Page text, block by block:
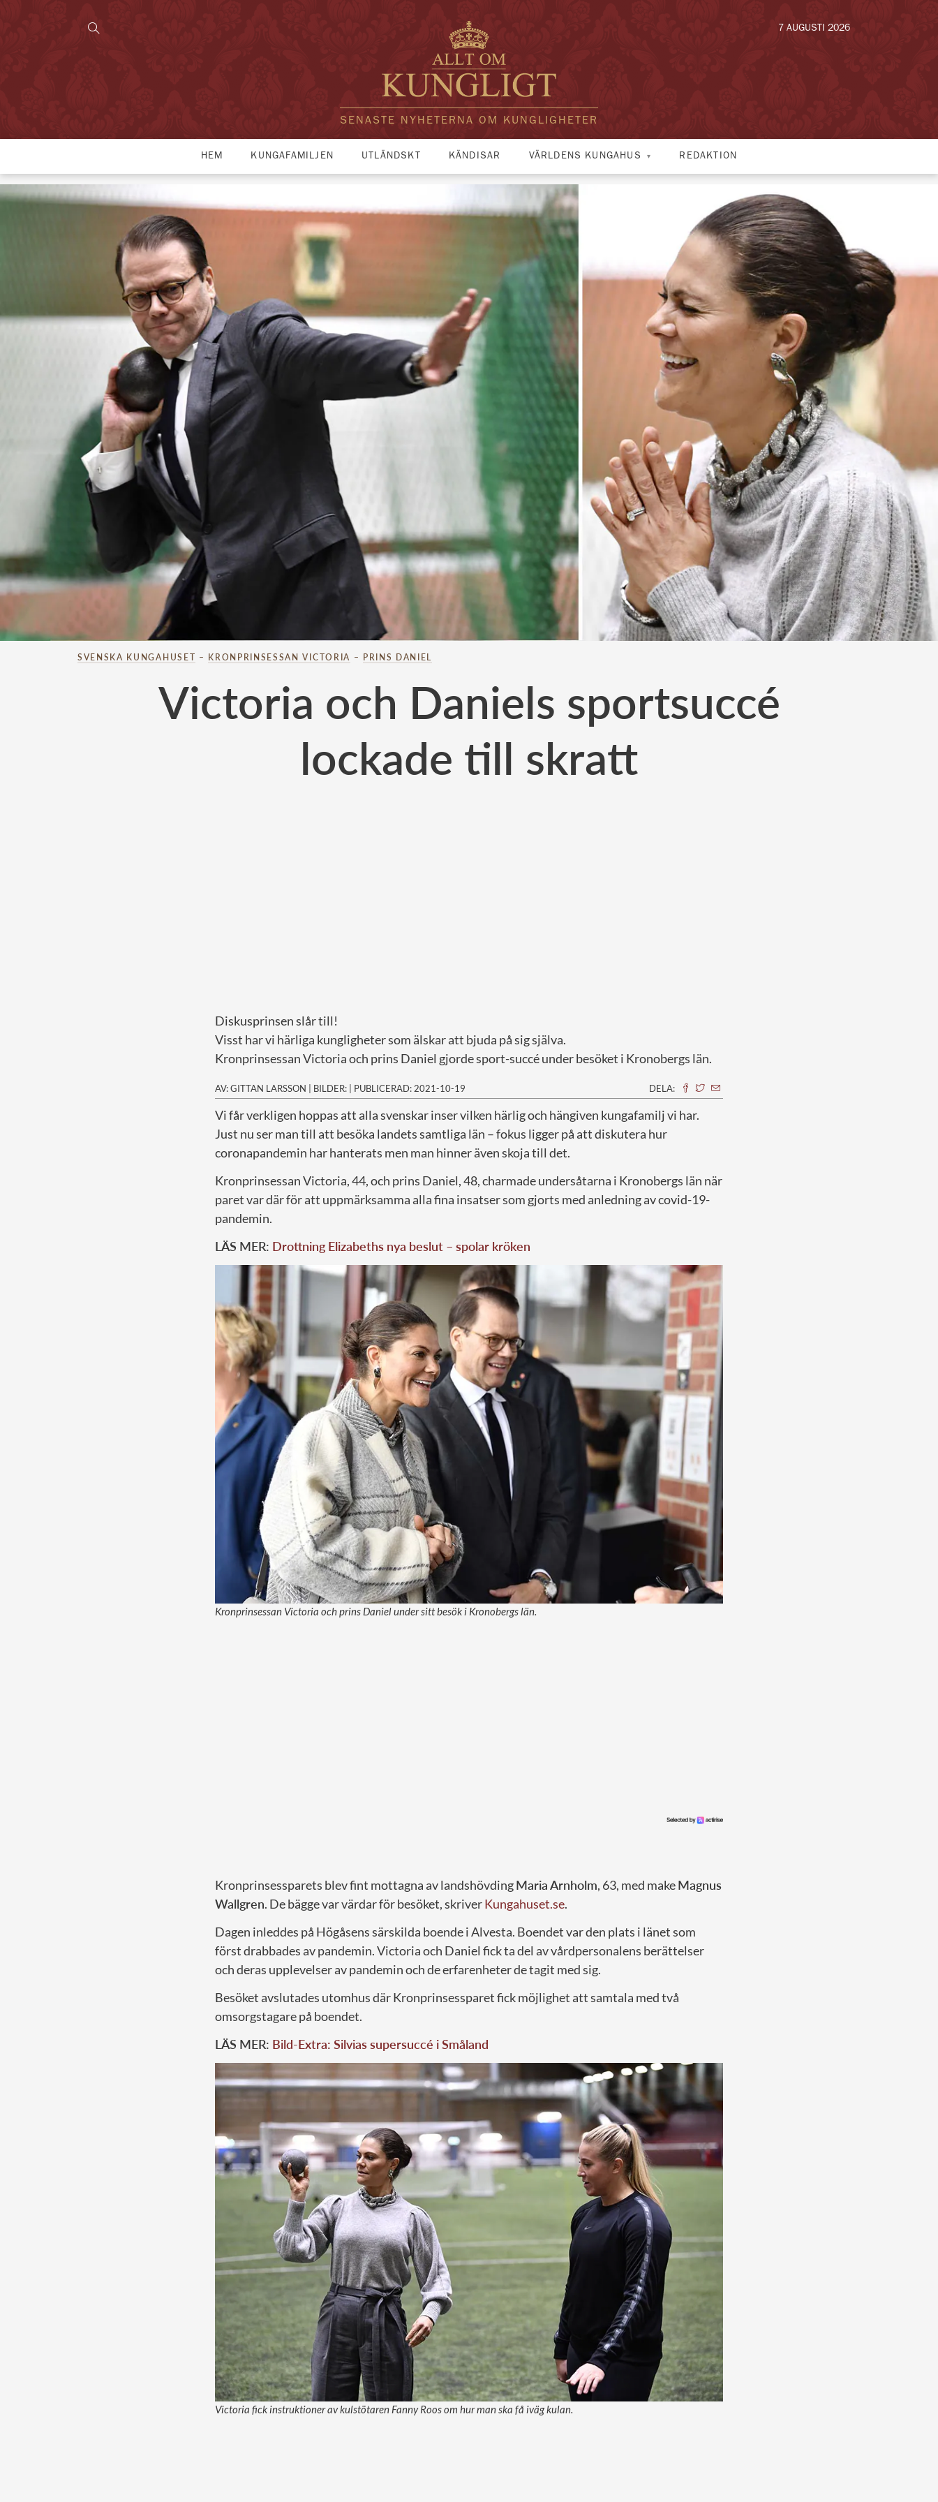
SENASTE NYHETERNA OM KUNGLIGHETER
7 AUGUSTI 2026
HEM KUNGAFAMILJEN UTLÄNDSKT KÄNDISAR VÄRLDENS KUNGAHUS REDAKTION
SVENSKA KUNGAHUSET – KRONPRINSESSAN VICTORIA – PRINS DANIEL
Victoria och Daniels sportsuccé
lockade till skratt
Diskusprinsen slår till!
Visst har vi härliga kungligheter som älskar att bjuda på sig själva.
Kronprinsessan Victoria och prins Daniel gjorde sport-succé under besöket i Kronobergs län.
AV: GITTAN LARSSON | BILDER: | PUBLICERAD: 2021-10-19 DELA:
Vi får verkligen hoppas att alla svenskar inser vilken härlig och hängiven kungafamilj vi har.
Just nu ser man till att besöka landets samtliga län – fokus ligger på att diskutera hur
coronapandemin har hanterats men man hinner även skoja till det.
Kronprinsessan Victoria, 44, och prins Daniel, 48, charmade undersåtarna i Kronobergs län när
paret var där för att uppmärksamma alla fina insatser som gjorts med anledning av covid-19-
pandemin.
LÄS MER: Drottning Elizabeths nya beslut – spolar kröken
Kronprinsessan Victoria och prins Daniel under sitt besök i Kronobergs län.
Kronprinsessparets blev fint mottagna av landshövdingMaria Arnholm, 63, med makeMagnus
Wallgren. De bägge var värdar för besöket, skriverKungahuset.se.
Dagen inleddes på Högåsens särskilda boende i Alvesta. Boendet var den plats i länet som
först drabbades av pandemin. Victoria och Daniel fick ta del av vårdpersonalens berättelser
och deras upplevelser av pandemin och de erfarenheter de tagit med sig.
Besöket avslutades utomhus där Kronprinsessparet fick möjlighet att samtala med två
omsorgstagare på boendet.
LÄS MER: Bild-Extra: Silvias supersuccé i Småland
Victoria fick instruktioner av kulstötaren Fanny Roos om hur man ska få iväg kulan.